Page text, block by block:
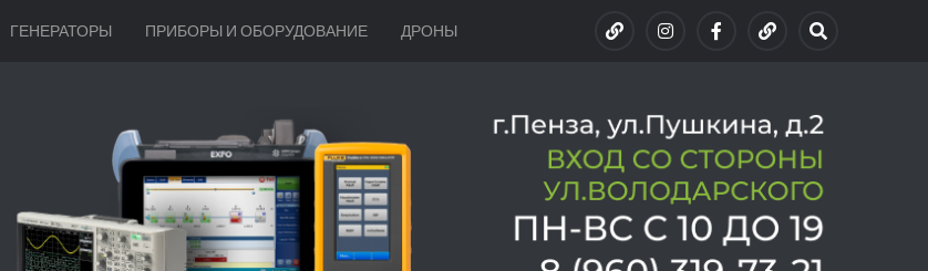
ГЕНЕРАТОРЫ ПРИБОРЫ И ОБОРУДОВАНИЕ ДРОНЫ